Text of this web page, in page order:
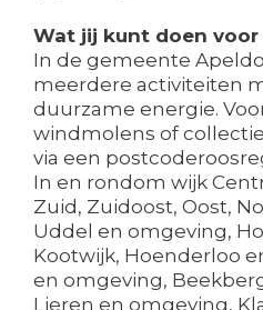
Wat jij kunt doen
In de gemeente
meerdere activiteiten
duurzame energie.
windmolens of
via een
In en rondom wijk
Zuid, Zuidoost, Oost,
Uddel en omgeving,
Kootwijk, Hoenderloo
en omgeving,
Lieren en omgeving,